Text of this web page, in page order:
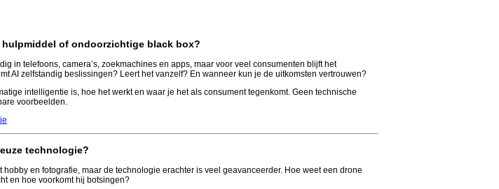
of ondoorzichtige black box?
in telefoons, camera’s, zoekmachines en apps, maar voor veel consumenten blijft het
AI zelfstandig beslissingen? Leert het vanzelf? En wanneer kun je de uitkomsten vertrouwen?
intelligentie is, hoe het werkt en waar je het als consument tegenkomt. Geen technische
voorbeelden.
technologie?
en fotografie, maar de technologie erachter is veel geavanceerder. Hoe weet een drone
en hoe voorkomt hij botsingen?